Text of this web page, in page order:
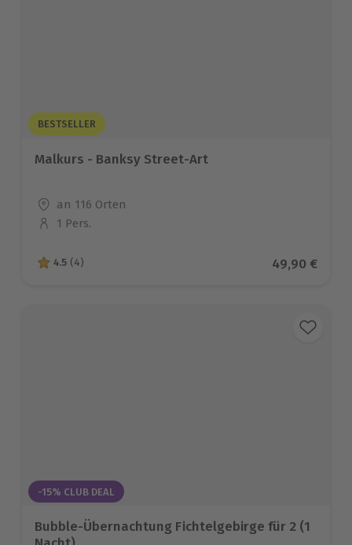
BESTSELLER
Malkurs - Banksy Street-Art
Standort
an 116 Orten
Anzahl der Teilnehmer
1 Pers.
4.5 von 5 Sternen basierend auf 4 Bewertungen
4.5 (4) Aktueller
49,90 €
-15% CLUB DEAL
Bubble-Übernachtung Fichtelgebirge für 2 (1